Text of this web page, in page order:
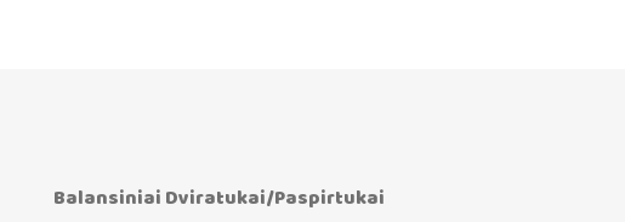
Balansiniai Dviratukai/Paspirtukai